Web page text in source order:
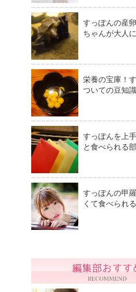
すっぽんの産
ちゃんが大人
栄養の宝庫！
ついての豆知識
すっぽんを上
と食べられる
すっぽんの甲
くて食べられ